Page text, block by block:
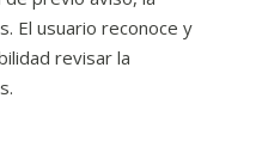
El usuario reconoce y
revisar la